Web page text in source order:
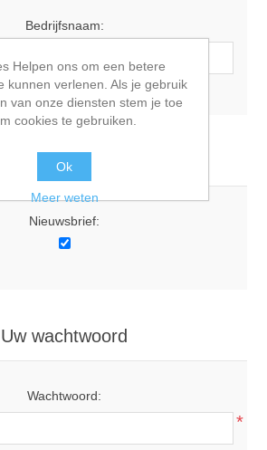
Bedrijfsnaam:
Opties
Nieuwsbrief:
Uw wachtwoord
Wachtwoord:
*
Helpen ons om een betere
kunnen verlenen. Als je gebruik
van onze diensten stem je toe
cookies te gebruiken.
Ok
Meer weten